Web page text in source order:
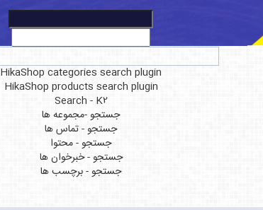
HikaShop categories search plugin
HikaShop products search plugin
Search - K2
جستجو -مجموعه ها
جستجو - تماس ها
جستجو - محتوا
جستجو - خبرخوان ها
جستجو - برچسب ها